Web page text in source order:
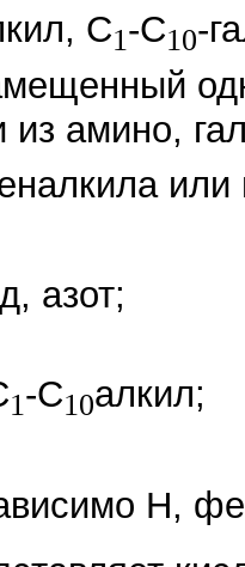
C1-C10-
амино,
азот;
1-C10алкил;
H,